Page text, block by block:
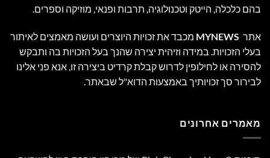
בהם כלכלה, הייטק וטכנולוגיה, תרבות ופנאי, מוזיקה וספרים.
אתר MYNEWS מכבד את זכויות היוצרים ועושה מאמצים לאיתור
בעלי הזכויות. במידה וזיהית יצירה שהנך בעל הזכויות בה ותבקש
להסירה או לחילופין לדרוש קבלת קרדיט ביצירה זו, אנא פני אלינו
לבירור סך זכויותיך באמצעות הדוא"ל שבאתר.
מאמרים אחרונים